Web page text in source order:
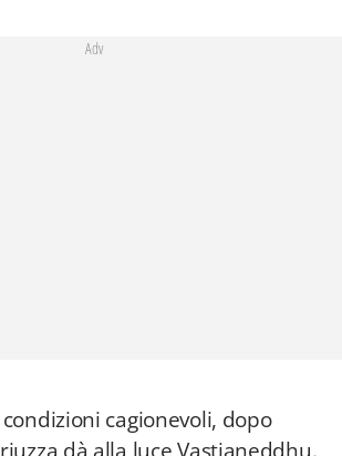
Adv
cagionevoli, dopo